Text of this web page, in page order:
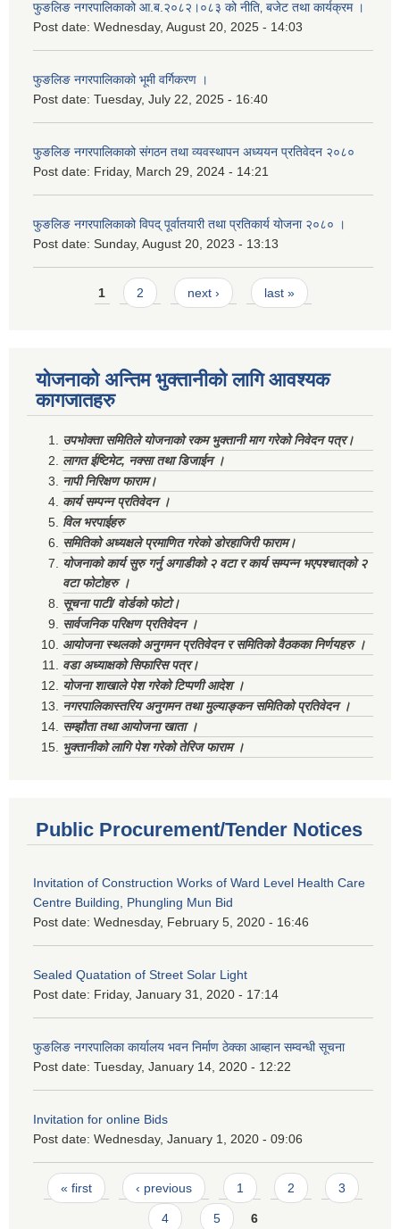
फुङलिङ नगरपालिकाको आ.ब.२०८२।०८३ को नीति‚ बजेट तथा कार्यक्रम ।
Post date: Wednesday, August 20, 2025 - 14:03
फुङलिङ नगरपालिकाको भूमी वर्गिकरण ।
Post date: Tuesday, July 22, 2025 - 16:40
फुङलिङ नगरपालिकाको संगठन तथा व्यवस्थापन अध्ययन प्रतिवेदन २०८०
Post date: Friday, March 29, 2024 - 14:21
फुङलिङ नगरपालिकाको विपद् पूर्वातयारी तथा प्रतिकार्य योजना २०८० ।
Post date: Sunday, August 20, 2023 - 13:13
Pages1 2 next › last »
योजनाको अन्तिम भुक्तानीको लागि आवश्यक
कागजातहरु
उपभोक्ता समितिले योजनाको रकम भुक्तानी माग गरेको निवेदन पत्र।
लागत ईष्टिमेट, नक्सा तथा डिजाईन ।
नापी निरिक्षण फाराम।
कार्य सम्पन्न प्रतिवेदन ।
विल भरपाईहरु
समितिको अध्यक्षले प्रमाणित गरेको डोरहाजिरी फाराम।
योजनाको कार्य सुरु गर्नु अगाडीको २ वटा र कार्य सम्पन्न भएपश्चात्‌को २
वटा फोटोहरु ।
सूचना पाटी/ वोर्डको फोटो।
सार्वजनिक परिक्षण प्रतिवेदन ।
आयोजना स्थलको अनुगमन प्रतिवेदन र समितिको वैठकका निर्णयहरु ।
वडा अध्याक्षको सिफारिस पत्र।
योजना शाखाले पेश गरेको टिप्पणी आदेश ।
नगरपालिकास्तरिय अनुगमन तथा मुल्याङ्कन समितिको प्रतिवेदन ।
सम्झौता तथा आयोजना खाता ।
भुक्तानीको लागि पेश गरेको तेरिज फाराम ।
Public Procurement/Tender Notices
Invitation of Construction Works of Ward Level Health Care
Centre Building, Phungling Mun Bid
Post date: Wednesday, February 5, 2020 - 16:46
Sealed Quatation of Street Solar Light
Post date: Friday, January 31, 2020 - 17:14
फुङलिङ नगरपालिका कार्यालय भवन निर्माण ठेक्का आब्हान सम्वन्धी सूचना
Post date: Tuesday, January 14, 2020 - 12:22
Invitation for online Bids
Post date: Wednesday, January 1, 2020 - 09:06
Pages
« first ‹ previous 1 2 3
4 5 6